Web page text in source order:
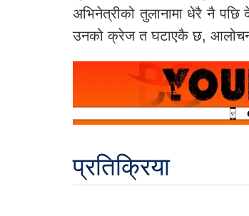
अभिनेत्रीको तुलानामा धेरै नै
उनको क्रेज त घटाएकै छ,
प्रतिक्रिया